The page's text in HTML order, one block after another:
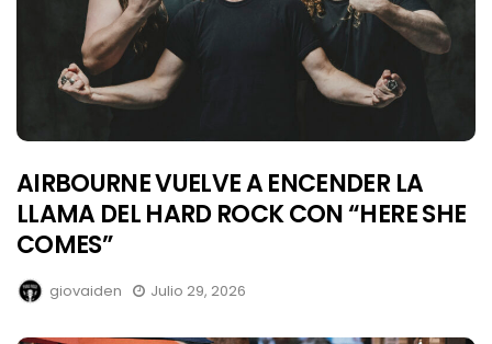
AIRBOURNE VUELVE A ENCENDER LA
LLAMA DEL HARD ROCK CON “HERE SHE
COMES”
giovaiden Julio 29, 2026